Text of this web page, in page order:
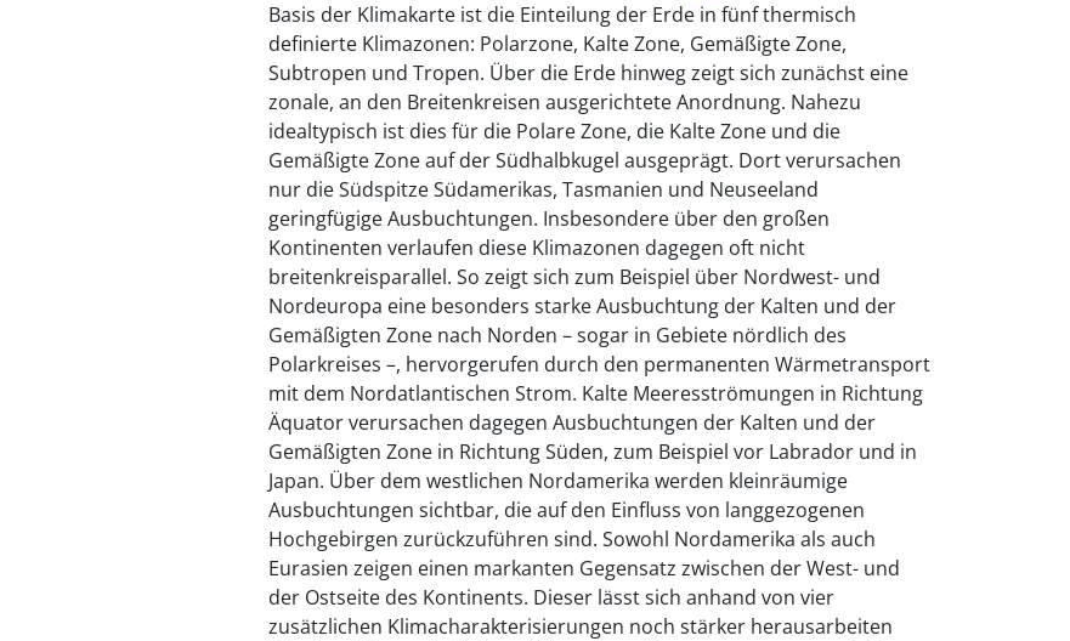
Basis der Klimakarte ist die Einteilung der Erde in fünf thermisch
definierte Klimazonen: Polarzone, Kalte Zone, Gemäßigte Zone,
Subtropen und Tropen. Über die Erde hinweg zeigt sich zunächst eine
zonale, an den Breitenkreisen ausgerichtete Anordnung. Nahezu
idealtypisch ist dies für die Polare Zone, die Kalte Zone und die
Gemäßigte Zone auf der Südhalbkugel ausgeprägt. Dort verursachen
nur die Südspitze Südamerikas, Tasmanien und Neuseeland
geringfügige Ausbuchtungen. Insbesondere über den großen
Kontinenten verlaufen diese Klimazonen dagegen oft nicht
breitenkreisparallel. So zeigt sich zum Beispiel über Nordwest- und
Nordeuropa eine besonders starke Ausbuchtung der Kalten und der
Gemäßigten Zone nach Norden – sogar in Gebiete nördlich des
Polarkreises –, hervorgerufen durch den permanenten Wärmetransport
mit dem Nordatlantischen Strom. Kalte Meeresströmungen in Richtung
Äquator verursachen dagegen Ausbuchtungen der Kalten und der
Gemäßigten Zone in Richtung Süden, zum Beispiel vor Labrador und in
Japan. Über dem westlichen Nordamerika werden kleinräumige
Ausbuchtungen sichtbar, die auf den Einfluss von langgezogenen
Hochgebirgen zurückzuführen sind. Sowohl Nordamerika als auch
Eurasien zeigen einen markanten Gegensatz zwischen der West- und
der Ostseite des Kontinents. Dieser lässt sich anhand von vier
zusätzlichen Klimacharakterisierungen noch stärker herausarbeiten